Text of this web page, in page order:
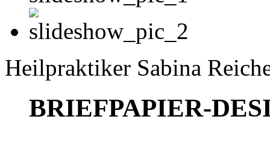
Heilpraktiker Sabina
BRIEFPAPIER-